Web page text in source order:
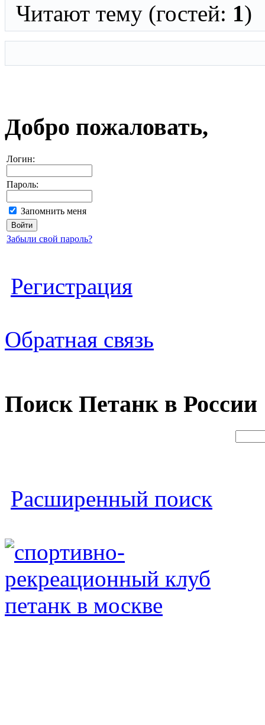
Читают тему (гостей: 1)
Добро пожаловать,
Логин:
Пароль:
Запомнить меня
Забыли свой пароль?
Регистрация
Обратная связь
Поиск Петанк в России
Расширенный поиск